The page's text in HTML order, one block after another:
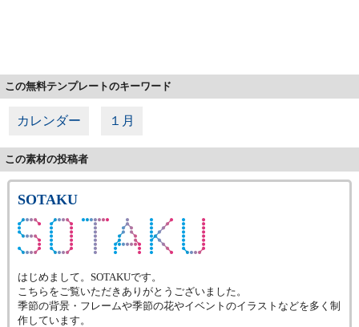
この無料テンプレートのキーワード
カレンダー １月
この素材の投稿者
SOTAKU
はじめまして。SOTAKUです。
こちらをご覧いただきありがとうございました。
季節の背景・フレームや季節の花やイベントのイラストなどを多く制
作しています。